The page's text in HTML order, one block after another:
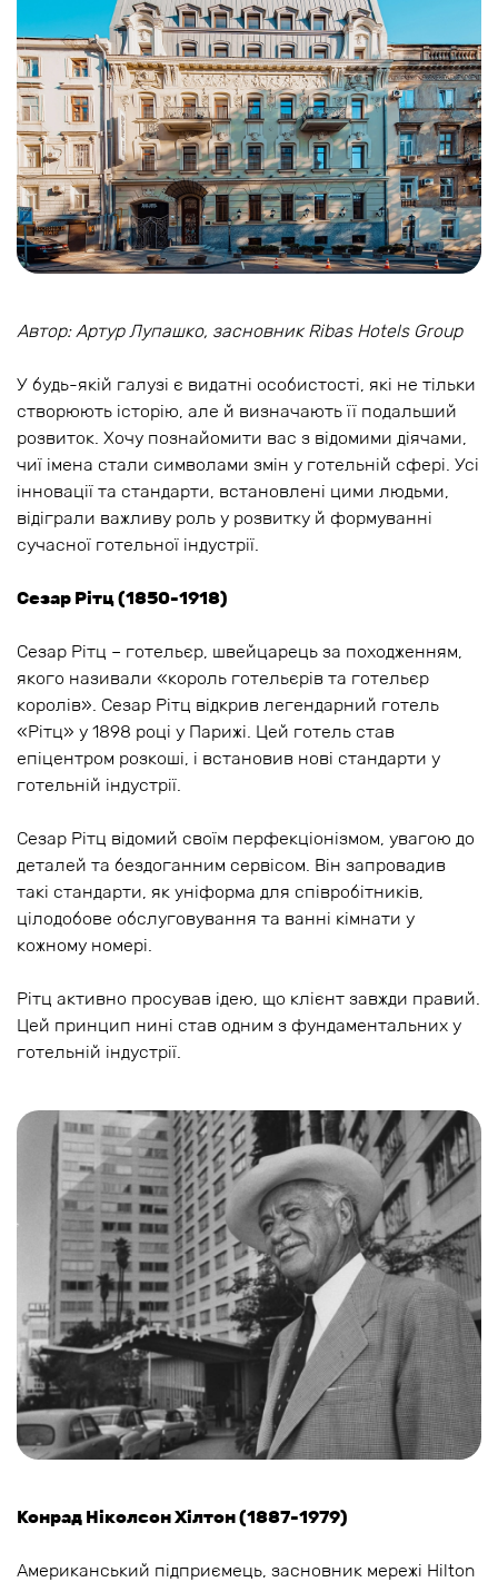
Автор: Артур Лупашко, засновник Ribas Hotels Group
У будь-якій галузі є видатні особистості, які не тільки
створюють історію, але й визначають її подальший
розвиток. Хочу познайомити вас з відомими діячами,
чиї імена стали символами змін у готельній сфері. Усі
інновації та стандарти, встановлені цими людьми,
відіграли важливу роль у розвитку й формуванні
сучасної готельної індустрії.
Сезар Рітц (1850-1918)
Сезар Рітц – готельєр, швейцарець за походженням,
якого називали «король готельєрів та готельєр
королів». Сезар Рітц відкрив легендарний готель
«Рітц» у 1898 році у Парижі. Цей готель став
епіцентром розкоші, і встановив нові стандарти у
готельній індустрії.
Сезар Рітц відомий своїм перфекціонізмом, увагою до
деталей та бездоганним сервісом. Він запровадив
такі стандарти, як уніформа для співробітників,
цілодобове обслуговування та ванні кімнати у
кожному номері.
Рітц активно просував ідею, що клієнт завжди правий.
Цей принцип нині став одним з фундаментальних у
готельній індустрії.
Конрад Ніколсон Хілтон (1887-1979)
Американський підприємець, засновник мережі Hilton